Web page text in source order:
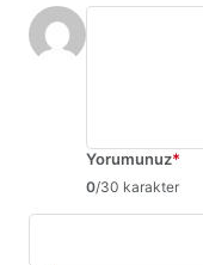
Yorumunuz*
0/30 karakter